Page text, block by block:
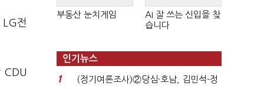
전
CDU
부동산 눈치게임
AI 잘 쓰는 신입을 찾
습니다
인기뉴스
1
(정기여론조사)②당심·호남, 김민석-정